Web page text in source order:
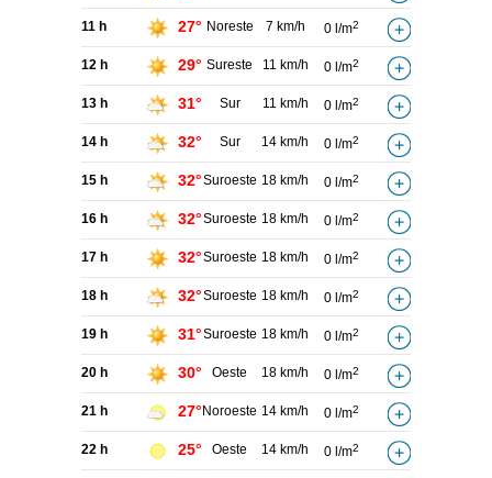
11 h 27° Noreste 7 km/h 0 l/m2
12 h 29° Sureste 11 km/h 0 l/m2
13 h 31° Sur 11 km/h 0 l/m2
14 h 32° Sur 14 km/h 0 l/m2
15 h 32°Suroeste 18 km/h 0 l/m2
16 h 32°Suroeste 18 km/h 0 l/m2
17 h 32°Suroeste 18 km/h 0 l/m2
18 h 32°Suroeste 18 km/h 0 l/m2
19 h 31°Suroeste 18 km/h 0 l/m2
20 h 30° Oeste 18 km/h 0 l/m2
21 h 27° Noroeste 14 km/h 0 l/m2
22 h 25° Oeste 14 km/h 0 l/m2